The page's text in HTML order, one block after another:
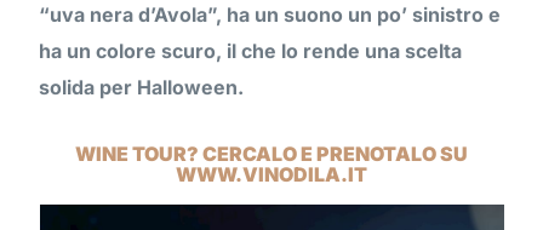
“uva nera d’Avola”, ha un suono un po’ sinistro e
ha un colore scuro, il che lo rende una scelta
solida per Halloween.
WINE TOUR? CERCALO E PRENOTALO SU
WWW.VINODILA.IT